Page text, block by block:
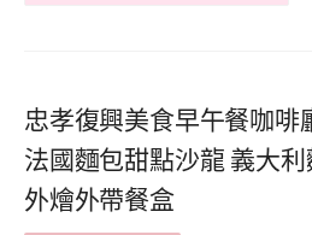
忠孝復興美食早午餐咖啡
法國麵包甜點沙龍 義大
外燴外帶餐盒